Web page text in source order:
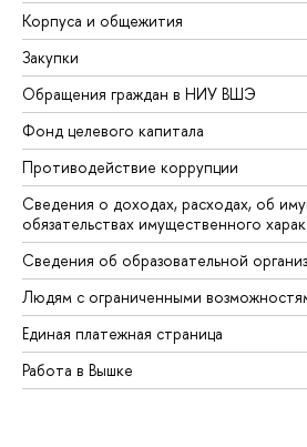
Корпуса и общежития
Закупки
Обращения граждан в НИУ ВШЭ
Фонд целевого капитала
Противодействие коррупции
Сведения о доходах, расходах, об
обязательствах имущественного
Сведения об образовательной
Людям с ограниченными
Единая платежная страница
Работа в Вышке